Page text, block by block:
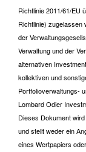
Richtlinie 2011/61/EU
Richtlinie)
der
Verwaltung und der
alternativen
kollektiven und
Portfolioverwaltungs-
Lombard Odier
Dieses Dokument
und stellt weder ein
eines Wertpapiers